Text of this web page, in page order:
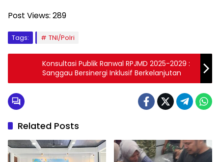
Post Views: 289
Tags: TNI/Polri
Konsultasi Publik Ranwal RPJMD 2025-2029 :
Sanggau Bersinergi Inklusif Berkelanjutan
Related Posts